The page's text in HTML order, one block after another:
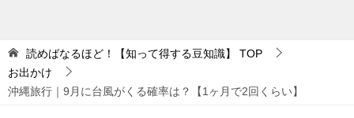
読めばなるほど！【知って得する豆知識】
TOP
お出かけ
沖縄旅行｜9月に台風がくる確率は？【1ヶ月で2回くらい】